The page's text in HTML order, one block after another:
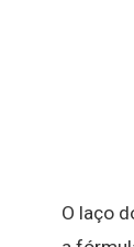
O laço